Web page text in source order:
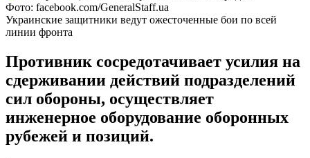
Фото: facebook.com/GeneralStaff.ua
Украинские защитники ведут ожесточенные бои по всей
линии фронта
Противник сосредотачивает усилия на
сдерживании действий подразделений
сил обороны, осуществляет
инженерное оборудование оборонных
рубежей и позиций.